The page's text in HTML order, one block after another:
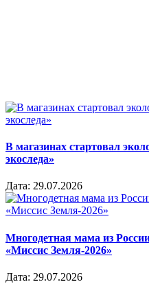
В магазинах стартовал
экоследа»
Дата: 29.07.2026
Многодетная мама из
«Миссис Земля-2026»
Дата: 29.07.2026